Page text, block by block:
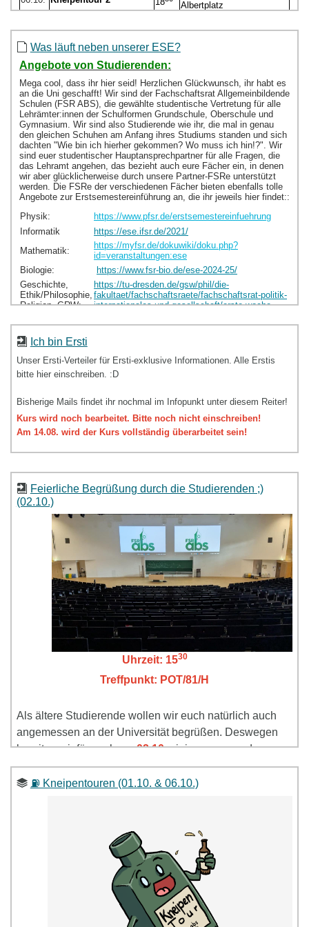
Was läuft neben unserer ESE?
Ich bin Ersti
Unser Ersti-Verteiler für Ersti-exklusive Informationen. Alle Erstis
bitte hier einschreiben. :D
Bisherige Mails findet ihr nochmal im Infopunkt unter diesem Reiter!
Kurs wird noch bearbeitet. Bitte noch nicht einschreiben!
Am 14.08. wird der Kurs vollständig überarbeitet sein!
Feierliche Begrüßung durch die Studierenden ;)
(02.10.)
Uhrzeit: 1530
Treffpunkt: POT/81/H
Als ältere Studierende wollen wir euch natürlich auch
angemessen an der Universität begrüßen. Deswegen
bereiten wir für euch am 02.10.einiges vor, um den
Anlass ordentlich zu feiern (lasst euch überraschen ^^).
Außerdem gibt es hier die Möglichkeit einen unserer
15:30 Uhr die Türen desPOT/81/H
ein kleines Programm planen, solltet ihr spätestens
Uhr da sein. Nach einer Begrüßung von uns steht
im zweiten Teil des Programms für euch dann
Kommiliton:innen kennenlernen und Spaß haben auf
⛽ Kneipentouren (01.10. & 06.10.)